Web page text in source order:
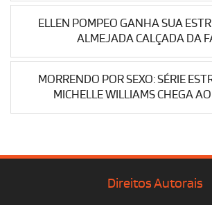
ELLEN POMPEO GANHA SUA
ALMEJADA CALÇADA DA
MORRENDO POR SEXO: SÉRIE
MICHELLE WILLIAMS CHEGA
Direitos Autorais